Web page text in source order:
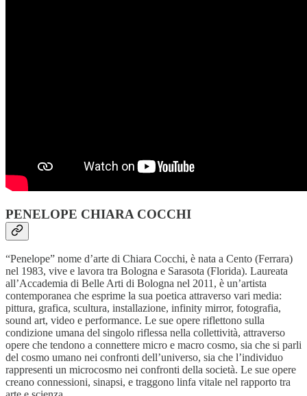
PENELOPE CHIARA COCCHI
“Penelope” nome d’arte di Chiara Cocchi, è nata a Cento (Ferrara)
nel 1983, vive e lavora tra Bologna e Sarasota (Florida). Laureata
all’Accademia di Belle Arti di Bologna nel 2011, è un’artista
contemporanea che esprime la sua poetica attraverso vari media:
pittura, grafica, scultura, installazione, infinity mirror, fotografia,
sound art, video e performance. Le sue opere riflettono sulla
condizione umana del singolo riflessa nella collettività, attraverso
opere che tendono a connettere micro e macro cosmo, sia che si parli
del cosmo umano nei confronti dell’universo, sia che l’individuo
rappresenti un microcosmo nei confronti della società. Le sue opere
creano connessioni, sinapsi, e traggono linfa vitale nel rapporto tra